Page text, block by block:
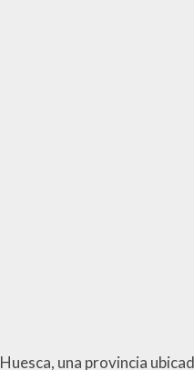
Huesca, una provincia